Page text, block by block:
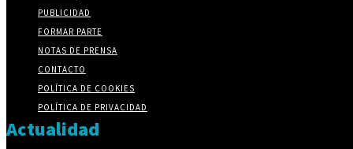
PUBLICIDAD
FORMAR PARTE
NOTAS DE PRENSA
CONTACTO
POLÍTICA DE COOKIES
POLÍTICA DE PRIVACIDAD
Actualidad